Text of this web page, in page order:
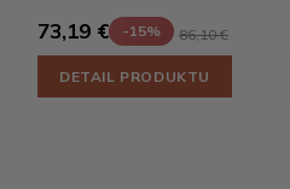
73,19 € -15% 86,10 €
DETAIL PRODUKTU